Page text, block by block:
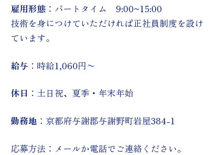
雇用形態 ：パートタイム 9:00~15:00
技術を身につけていただければ正社員制度を設け
ています。
給与 ：時給1,060円〜
休日 ：土日祝、夏季・年末年始
勤務地 ：京都府与謝郡与謝野町岩屋384-1
応募方法：メールか電話でご連絡ください。